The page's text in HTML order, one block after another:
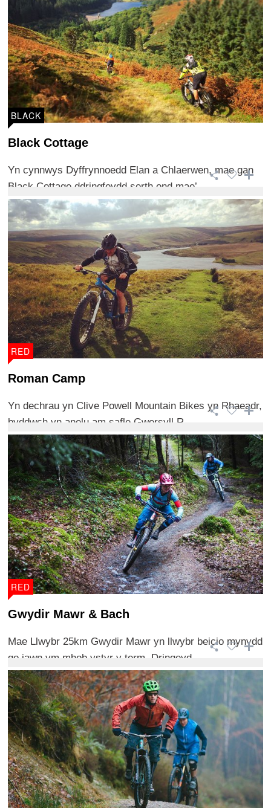
BLACK
Black Cottage
Yn cynnwys Dyffrynnoedd Elan a Chlaerwen, mae gan
Black Cottage ddringfeydd serth ond mae’ ...
RED
Roman Camp
Yn dechrau yn Clive Powell Mountain Bikes yn Rhaeadr,
byddwch yn anelu am safle Gwersyll R ...
RED
Gwydir Mawr & Bach
Mae Llwybr 25km Gwydir Mawr yn llwybr beicio mynydd
go iawn ym mhob ystyr y term. Dringeyd ...